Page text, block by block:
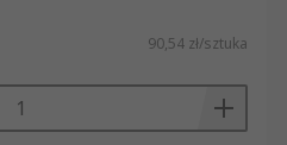
90,54 zł/sztuka